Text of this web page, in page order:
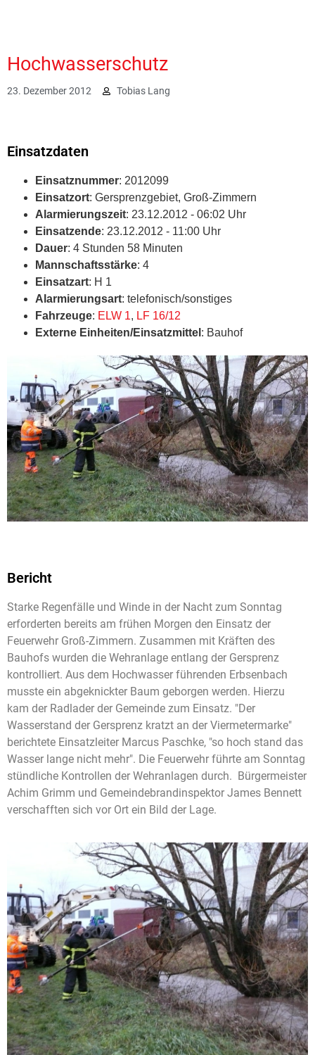
Hochwasserschutz
23. Dezember 2012 Tobias Lang
Einsatzdaten
Einsatznummer: 2012099
Einsatzort: Gersprenzgebiet, Groß-Zimmern
Alarmierungszeit: 23.12.2012 - 06:02 Uhr
Einsatzende: 23.12.2012 - 11:00 Uhr
Dauer: 4 Stunden 58 Minuten
Mannschaftsstärke: 4
Einsatzart: H 1
Alarmierungsart: telefonisch/sonstiges
Fahrzeuge: ELW 1, LF 16/12
Externe Einheiten/Einsatzmittel : Bauhof
Bericht
Starke Regenfälle und Winde in der Nacht zum Sonntag
erforderten bereits am frühen Morgen den Einsatz der
Feuerwehr Groß-Zimmern. Zusammen mit Kräften des
Bauhofs wurden die Wehranlage entlang der Gersprenz
kontrolliert. Aus dem Hochwasser führenden Erbsenbach
musste ein abgeknickter Baum geborgen werden. Hierzu
kam der Radlader der Gemeinde zum Einsatz. "Der
Wasserstand der Gersprenz kratzt an der Viermetermarke"
berichtete Einsatzleiter Marcus Paschke, "so hoch stand das
Wasser lange nicht mehr". Die Feuerwehr führte am Sonntag
stündliche Kontrollen der Wehranlagen durch. Bürgermeister
Achim Grimm und Gemeindebrandinspektor James Bennett
verschafften sich vor Ort ein Bild der Lage.